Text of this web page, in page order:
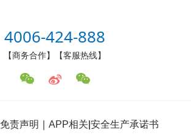
4006-424-888
【商务合作】【客服热线】
免责声明 APP相关 安全生产承诺书